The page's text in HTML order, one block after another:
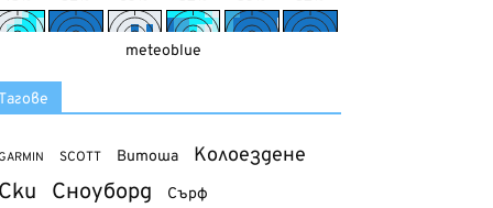
meteoblue
SCOTT Витоша Колоездене
Сноуборд Сърф